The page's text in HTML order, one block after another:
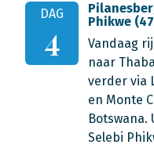
DAG
4
Phikwe
Vandaag
naar
verder via
en Monte
Botswana.
Selebi